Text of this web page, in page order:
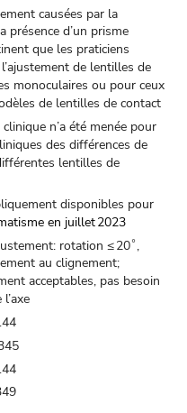
causées par la
présence d’un prisme
que les praticiens
de lentilles de
monoculaires ou pour ceux
de lentilles de contact
n’a été menée pour
des différences de
lentilles de
disponibles pour
en juillet 2023
rotation ≤ 20˚,
au clignement;
acceptables, pas besoin